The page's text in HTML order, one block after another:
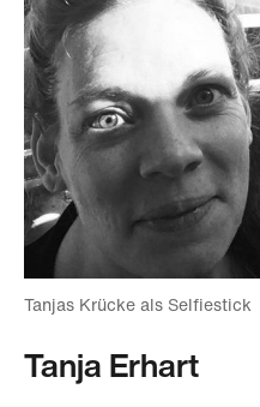
Tanjas Krücke als Selfiestick
Tanja Erhart